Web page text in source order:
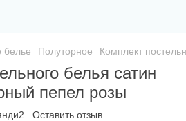
белье Полуторное Комплект
белья сатин
пепел розы
Оставить отзыв